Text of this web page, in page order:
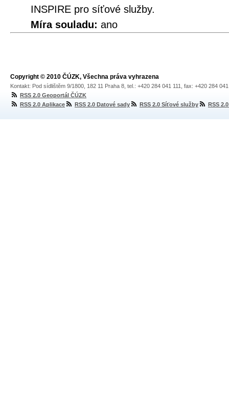
INSPIRE pro síťové služby.
Míra souladu: ano
Copyright © 2010 ČÚZK, Všechna práva vyhrazena
Kontakt: Pod sídlištěm 9/1800, 182 11 Praha 8, tel.: +420 284 041 111, fax: +420 284
RSS 2.0 Geoportál ČÚZK
RSS 2.0 Aplikace
RSS 2.0 Datové sady RSS 2.0 Síťové služby RSS